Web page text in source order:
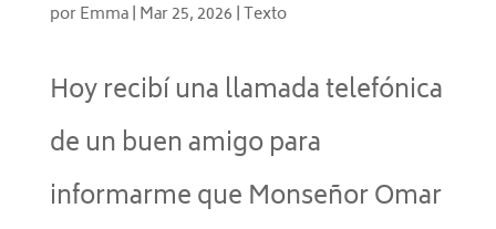
porEmma| Mar 25, 2026 |Texto
Hoy recibí una llamada telefónica
de un buen amigo para
informarme que Monseñor Omar